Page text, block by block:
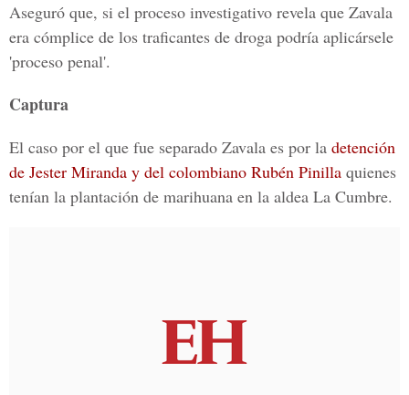
Aseguró que, si el proceso investigativo revela que Zavala
era cómplice de los traficantes de droga podría aplicársele
'proceso penal'.
Captura
El caso por el que fue separado Zavala es por la detención
de Jester Miranda y del colombiano Rubén Pinilla quienes
tenían la plantación de marihuana en la aldea La Cumbre.